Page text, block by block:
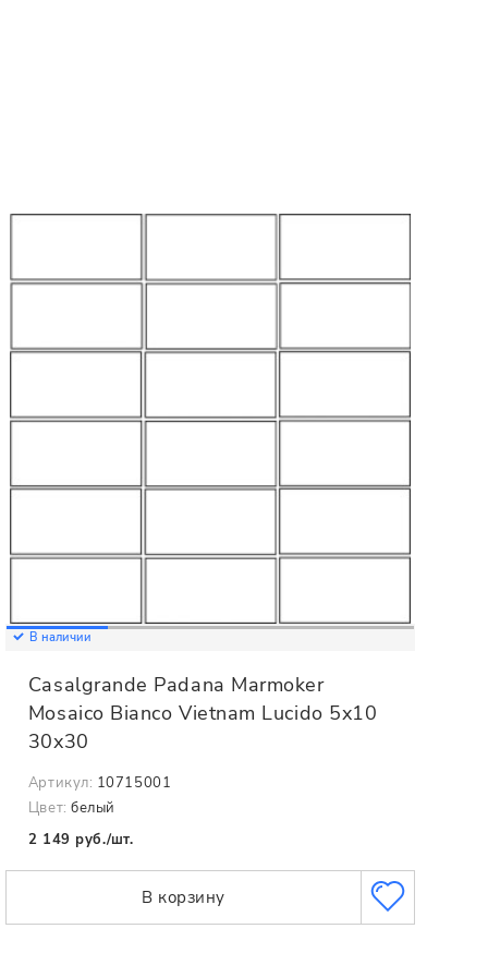
В наличии
Casalgrande Padana Marmoker
Mosaico Bianco Vietnam Lucido 5x10
30x30
Артикул: 10715001
Цвет: белый
2 149 руб./шт.
В корзину